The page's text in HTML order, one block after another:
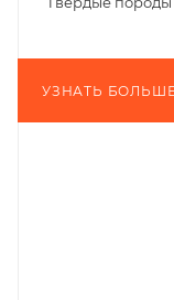
УЗНАТЬ